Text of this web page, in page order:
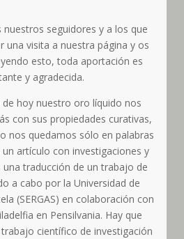
seguidores y a los que
una visita a nuestra página y os
esto, toda aportación es
y agradecida.
de hoy nuestro oro líquido nos
con sus propiedades curativas,
nos quedamos sólo en palabras
artículo con investigaciones y
una traducción de un trabajo de
a cabo por la Universidad de
(SERGAS) en colaboración con
en Pensilvania. Hay que
científico de investigación